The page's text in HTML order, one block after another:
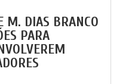
M. DIAS BRANCO
PARA